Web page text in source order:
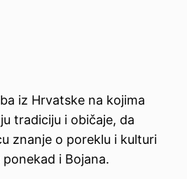
iz Hrvatske na kojima
tradiciju i običaje, da
znanje o poreklu i kulturi
i Bojana.